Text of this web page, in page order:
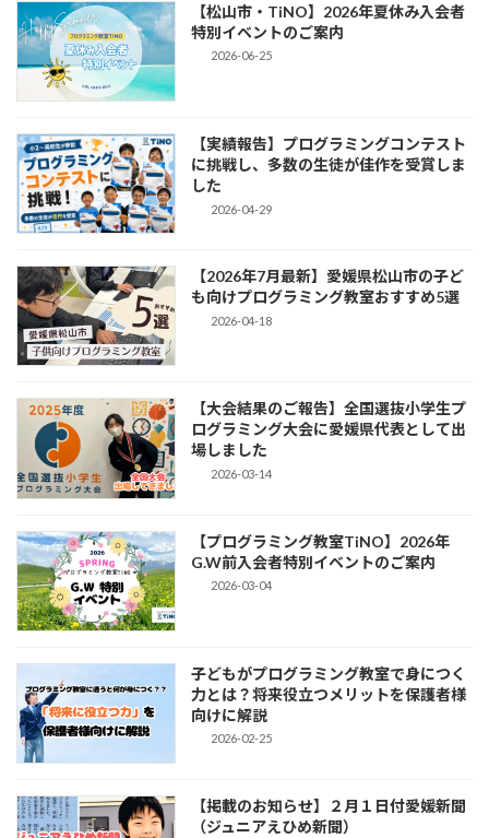
【松山市・TiNO】2026年夏休み入会者
特別イベントのご案内
2026-06-25
【実績報告】プログラミングコンテスト
に挑戦し、多数の生徒が佳作を受賞しま
した
2026-04-29
【2026年7月最新】愛媛県松山市の子ど
も向けプログラミング教室おすすめ5選
2026-04-18
【大会結果のご報告】全国選抜小学生プ
ログラミング大会に愛媛県代表として出
場しました
2026-03-14
【プログラミング教室TiNO】2026年
G.W前入会者特別イベントのご案内
2026-03-04
子どもがプログラミング教室で身につく
力とは？将来役立つメリットを保護者様
向けに解説
2026-02-25
【掲載のお知らせ】２月１日付愛媛新聞
（ジュニアえひめ新聞）